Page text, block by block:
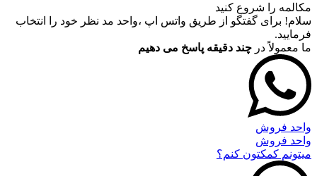
مکالمه را شروع کنید
سلام! برای گفتگو از طریق واتس اپ ،واحد مد نظر خود را انتخاب
فرمایید.
ما معمولاً در چند دقیقه پاسخ می دهیم
واحد فروش
واحد فروش
میتونم کمکتون کنم؟